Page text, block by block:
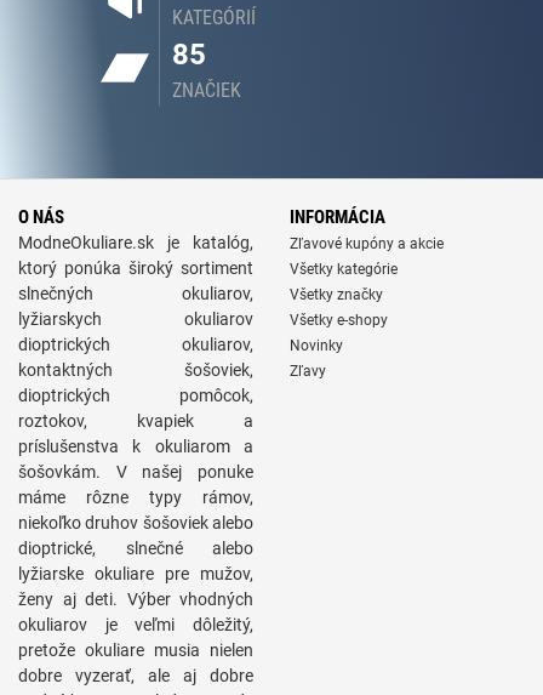
KATEGÓRIÍ
85
ZNAČIEK
O NÁS
ModneOkuliare.sk je katalóg,
ktorý ponúka široký sortiment
slnečných okuliarov,
lyžiarskych okuliarov
dioptrických okuliarov,
kontaktných šošoviek,
dioptrických pomôcok,
roztokov, kvapiek a
príslušenstva k okuliarom a
šošovkám. V našej ponuke
máme rôzne typy rámov,
niekoľko druhov šošoviek alebo
dioptrické, slnečné alebo
lyžiarske okuliare pre mužov,
ženy aj deti. Výber vhodných
okuliarov je veľmi dôležitý,
pretože okuliare musia nielen
dobre vyzerať, ale aj dobre
INFORMÁCIA
Zľavové kupóny a akcie
Všetky kategórie
Všetky značky
Všetky e-shopy
Novinky
Zľavy